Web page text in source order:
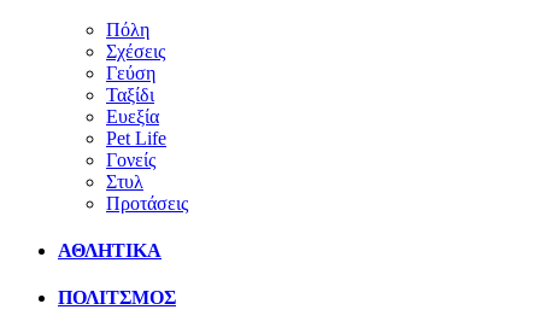
Πόλη
Σχέσεις
Γεύση
Ταξίδι
Ευεξία
Pet Life
Γονείς
Στυλ
Προτάσεις
ΑΘΛΗΤΙΚΑ
ΠΟΛΙΤΣΜΟΣ